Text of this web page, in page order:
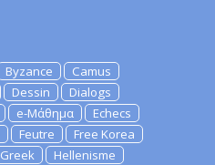
Byzance
Camus
Dessin
Dialogs
e-Μάθημα
Echecs
Feutre
Free Korea
Greek
Hellenisme